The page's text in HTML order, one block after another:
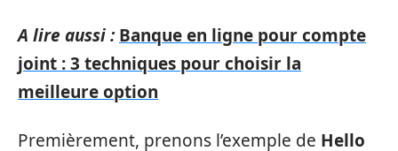
A lire aussi : Banque en ligne pour compte
joint : 3 techniques pour choisir la
meilleure option
Premièrement, prenons l’exemple de Hello